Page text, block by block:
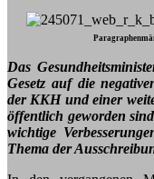
Das
Gesetz auf die
der KKH und einer
öffentlich geworden
wichtige
Thema der